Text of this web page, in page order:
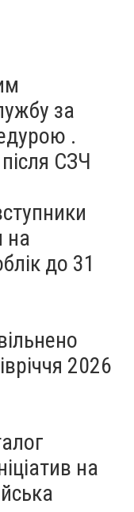
за
.
СЗЧ
на
до 31
2026
на